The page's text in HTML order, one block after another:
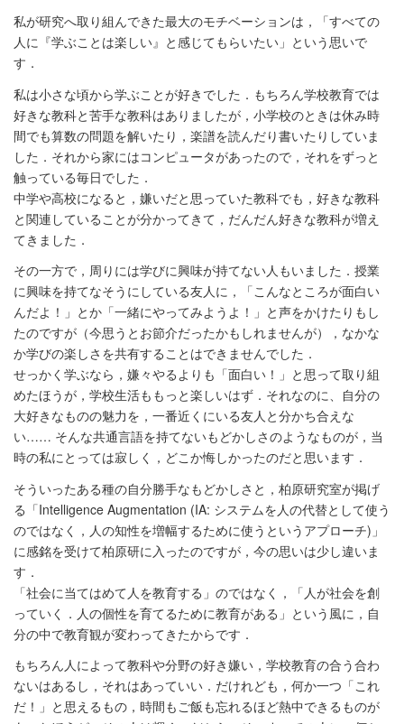
私が研究へ取り組んできた最大のモチベーションは，「すべての
人に『学ぶことは楽しい』と感じてもらいたい」という思いで
す．
私は小さな頃から学ぶことが好きでした．もちろん学校教育では
好きな教科と苦手な教科はありましたが，小学校のときは休み時
間でも算数の問題を解いたり，楽譜を読んだり書いたりしていま
した．それから家にはコンピュータがあったので，それをずっと
触っている毎日でした．
中学や高校になると，嫌いだと思っていた教科でも，好きな教科
と関連していることが分かってきて，だんだん好きな教科が増え
てきました．
その一方で，周りには学びに興味が持てない人もいました．授業
に興味を持てなそうにしている友人に，「こんなところが面白い
んだよ！」とか「一緒にやってみようよ！」と声をかけたりもし
たのですが（今思うとお節介だったかもしれませんが），なかな
か学びの楽しさを共有することはできませんでした．
せっかく学ぶなら，嫌々やるよりも「面白い！」と思って取り組
めたほうが，学校生活ももっと楽しいはず．それなのに、自分の
大好きなものの魅力を，一番近くにいる友人と分かち合えな
い…… そんな共通言語を持てないもどかしさのようなものが，当
時の私にとっては寂しく，どこか悔しかったのだと思います．
そういったある種の自分勝手なもどかしさと，柏原研究室が掲げ
る「Intelligence Augmentation (IA: システムを人の代替として使う
のではなく，人の知性を増幅するために使うというアプローチ)」
に感銘を受けて柏原研に入ったのですが，今の思いは少し違いま
す．
「社会に当てはめて人を教育する」のではなく，「人が社会を創
っていく．人の個性を育てるために教育がある」という風に，自
分の中で教育観が変わってきたからです．
もちろん人によって教科や分野の好き嫌い，学校教育の合う合わ
ないはあるし，それはあっていい．だけれども，何か一つ「これ
だ！」と思えるもの，時間もご飯も忘れるほど熱中できるものが